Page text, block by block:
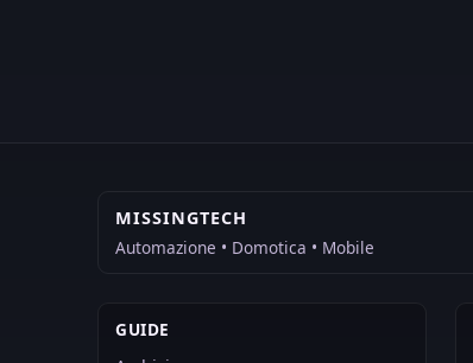
MISSINGTECH
Automazione • Domotica • Mobile
GUIDE